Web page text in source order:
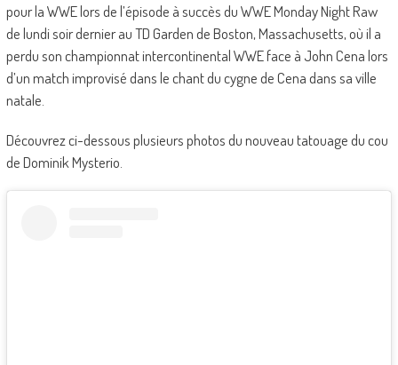
pour la WWE lors de l’épisode à succès du WWE Monday Night Raw
de lundi soir dernier au TD Garden de Boston, Massachusetts, où il a
perdu son championnat intercontinental WWE face à John Cena lors
d’un match improvisé dans le chant du cygne de Cena dans sa ville
natale.
Découvrez ci-dessous plusieurs photos du nouveau tatouage du cou
de Dominik Mysterio.